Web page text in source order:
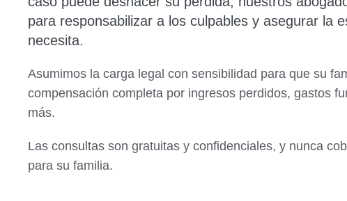
para responsabilizar a los culpables y asegurar la
necesita.
Asumimos la carga legal con sensibilidad para que su
compensación completa por ingresos perdidos, gastos
más.
Las consultas son gratuitas y confidenciales, y nunca
para su familia.